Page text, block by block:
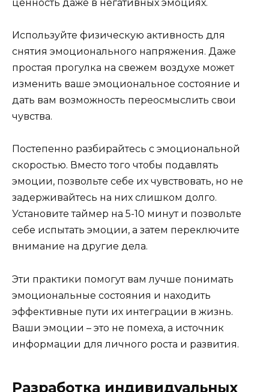
ценность даже в негативных эмоциях.
Используйте физическую активность для
снятия эмоционального напряжения. Даже
простая прогулка на свежем воздухе может
изменить ваше эмоциональное состояние и
дать вам возможность переосмыслить свои
чувства.
Постепенно разбирайтесь с эмоциональной
скоростью. Вместо того чтобы подавлять
эмоции, позвольте себе их чувствовать, но не
задерживайтесь на них слишком долго.
Установите таймер на 5-10 минут и позвольте
себе испытать эмоции, а затем переключите
внимание на другие дела.
Эти практики помогут вам лучше понимать
эмоциональные состояния и находить
эффективные пути их интеграции в жизнь.
Ваши эмоции – это не помеха, а источник
информации для личного роста и развития.
Разработка индивидуальных